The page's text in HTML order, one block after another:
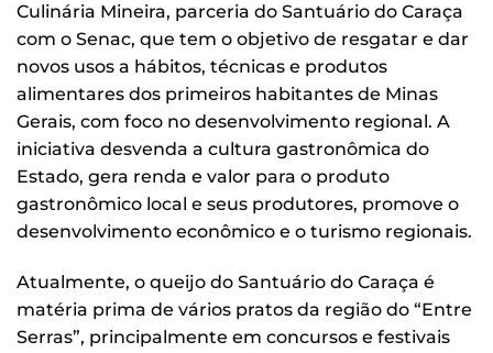
Culinária Mineira, parceria do Santuário do Caraça
com o Senac, que tem o objetivo de resgatar e dar
novos usos a hábitos, técnicas e produtos
alimentares dos primeiros habitantes de Minas
Gerais, com foco no desenvolvimento regional. A
iniciativa desvenda a cultura gastronômica do
Estado, gera renda e valor para o produto
gastronômico local e seus produtores, promove o
desenvolvimento econômico e o turismo regionais.
Atualmente, o queijo do Santuário do Caraça é
matéria prima de vários pratos da região do “Entre
Serras”, principalmente em concursos e festivais